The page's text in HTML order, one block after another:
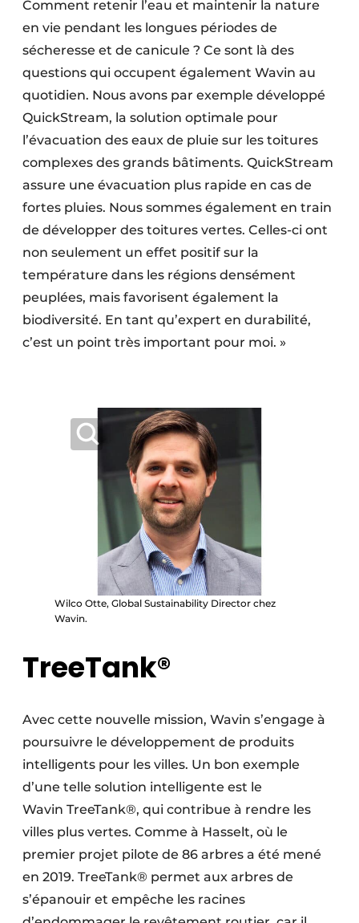
Comment retenir l’eau et maintenir la nature
en vie pendant les longues périodes de
sécheresse et de canicule ? Ce sont là des
questions qui occupent également Wavin au
quotidien. Nous avons par exemple développé
QuickStream, la solution optimale pour
l’évacuation des eaux de pluie sur les toitures
complexes des grands bâtiments. QuickStream
assure une évacuation plus rapide en cas de
fortes pluies. Nous sommes également en train
de développer des toitures vertes. Celles-ci ont
non seulement un effet positif sur la
température dans les régions densément
peuplées, mais favorisent également la
biodiversité. En tant qu’expert en durabilité,
c’est un point très important pour moi. »
Wilco Otte, Global Sustainability Director chez
Wavin.
TreeTank®
Avec cette nouvelle mission, Wavin s’engage à
poursuivre le développement de produits
intelligents pour les villes. Un bon exemple
d’une telle solution intelligente est le
Wavin TreeTank®, qui contribue à rendre les
villes plus vertes. Comme à Hasselt, où le
premier projet pilote de 86 arbres a été mené
en 2019. TreeTank® permet aux arbres de
s’épanouir et empêche les racines